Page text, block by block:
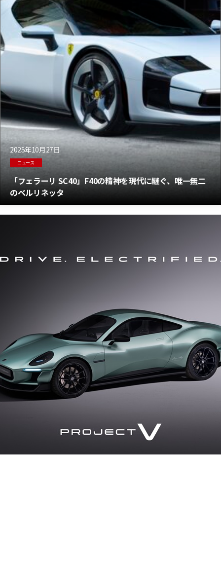
2025年10月27日
ニュース
「フェラーリ SC40」F40の精神を現代に継ぐ、唯一無二
のベルリネッタ